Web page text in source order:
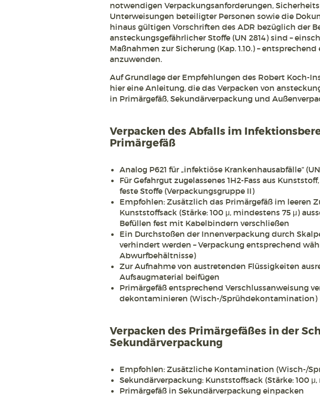
notwendigen Verpackungsanforderungen,
Unterweisungen beteiligter Personen sowie die
hinaus gültigen Vorschriften des ADR bezüglich der
ansteckungsgefährlicher Stoffe (UN 2814) sind –
Maßnahmen zur Sicherung (Kap. 1.10.) –
anzuwenden.
Auf Grundlage der Empfehlungen des Robert Koch-
hier eine Anleitung, die das Verpacken von
in Primärgefäß, Sekundärverpackung und
Verpacken des Abfalls im
Primärgefäß
Analog P621 für „infektiöse Krankenhausabfälle“
Für Gefahrgut zugelassenes 1H2-Fass aus
feste Stoffe (Verpackungsgruppe II)
Empfohlen: Zusätzlich das Primärgefäß im leeren
Kunststoffsack (Stärke: 100 μ, mindestens 75 μ)
Befüllen fest mit Kabelbindern verschließen
Ein Durchstoßen der Innenverpackung durch
verhindert werden – Verpackung entsprechend
Abwurfbehältnisse)
Zur Aufnahme von austretenden Flüssigkeiten
Aufsaugmaterial beifügen
Primärgefäß entsprechend Verschlussanweisung
dekontaminieren (Wisch-/Sprühdekontamination)
Verpacken des Primärgefäßes in der
Sekundärverpackung
Empfohlen: Zusätzliche Kontamination (Wisch-/
Sekundärverpackung: Kunststoffsack (Stärke: 100
Primärgefäß in Sekundärverpackung einpacken